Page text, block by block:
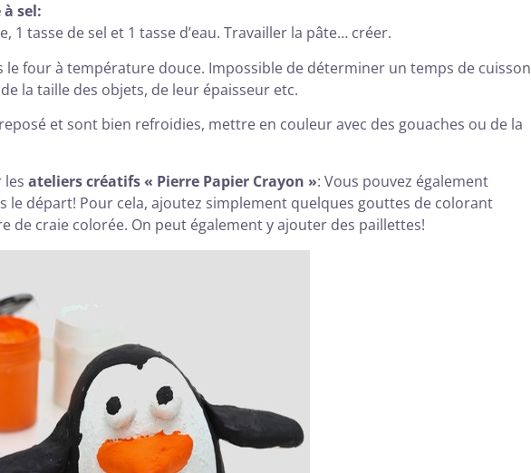
sel:
1 tasse de sel et 1 tasse d’eau. Travailler la pâte… créer.
le four à température douce. Impossible de déterminer un temps de cuisson
la taille des objets, de leur épaisseur etc.
et sont bien refroidies, mettre en couleur avec des gouaches ou de la
les ateliers créatifs « Pierre Papier Crayon »: Vous pouvez également
le départ! Pour cela, ajoutez simplement quelques gouttes de colorant
de craie colorée. On peut également y ajouter des paillettes!